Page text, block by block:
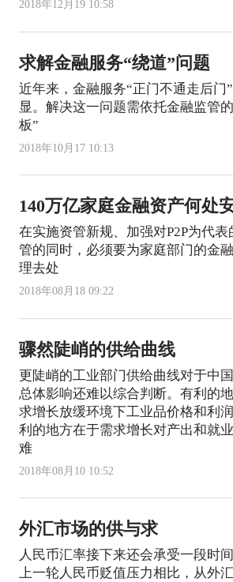
2018年12月19 10:58
求解金融服务“绕道”问题
近年来，金融服务“正门不通走后门
显。解决这一问题需依托金融监管
板”
2018年10月17 10:13
140万亿家庭金融资产何处
在实施资管新规、加强对P2P为代
管的同时，必须要为家庭部门的金
理去处
2018年08月18 09:22
骤然陡峭的供给曲线
更陡峭的工业部门供给曲线对于中
总体影响还难以综合判断。有利的
求增长放缓环境下工业品价格和利
利的地方在于需求增长对产出和就
难
2018年08月10 10:52
外汇市场的供与求
人民币汇率接下来还会承受一段时
上一轮人民币贬值压力相比，从外